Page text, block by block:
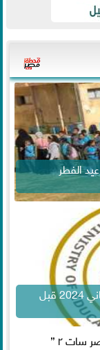
الفطر
التعليم تشدد على الانتهاء من مناهج الترم الثاني 2024 قبل
سات ٢ ”